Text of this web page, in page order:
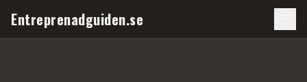
Entreprenadguiden.se